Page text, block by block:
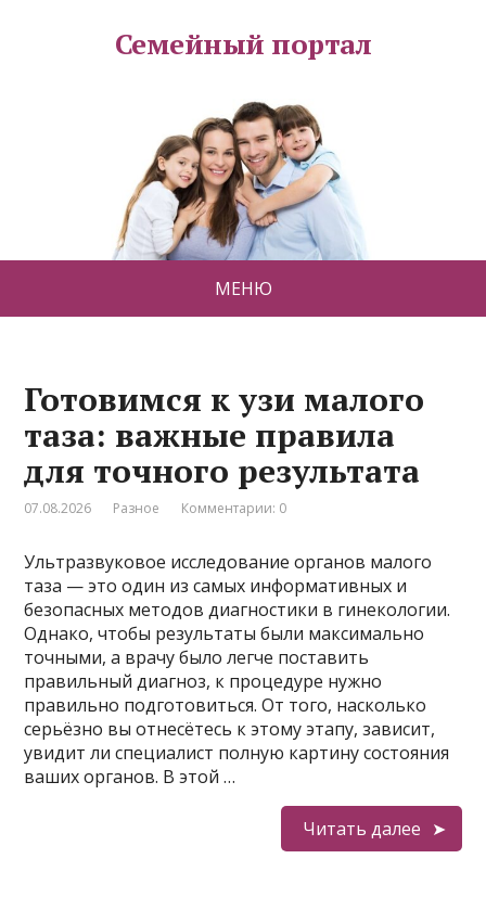
Семейный портал
МЕНЮ
Готовимся к узи малого
таза: важные правила
для точного результата
07.08.2026 Разное Комментарии: 0
Ультразвуковое исследование органов малого
таза — это один из самых информативных и
безопасных методов диагностики в гинекологии.
Однако, чтобы результаты были максимально
точными, а врачу было легче поставить
правильный диагноз, к процедуре нужно
правильно подготовиться. От того, насколько
серьёзно вы отнесётесь к этому этапу, зависит,
увидит ли специалист полную картину состояния
ваших органов. В этой …
Читать далее